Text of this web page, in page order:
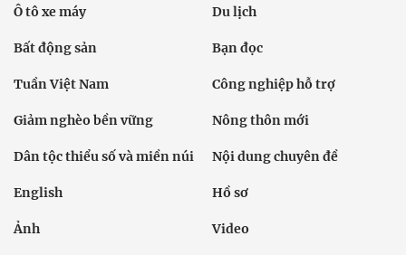
Ô tô xe máy Du lịch
Bất động sản Bạn đọc
Tuần Việt Nam Công nghiệp hỗ trợ
Giảm nghèo bền vững Nông thôn mới
Dân tộc thiểu số và miền núi Nội dung chuyên đề
English Hồ sơ
Ảnh Video